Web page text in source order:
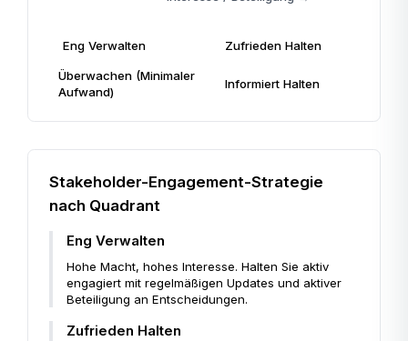
Eng Verwalten Zufrieden Halten
Überwachen (Minimaler
Aufwand)
Informiert Halten
Stakeholder-Engagement-Strategie
nach Quadrant
Eng Verwalten
Hohe Macht, hohes Interesse. Halten Sie aktiv
engagiert mit regelmäßigen Updates und aktiver
Beteiligung an Entscheidungen.
Zufrieden Halten